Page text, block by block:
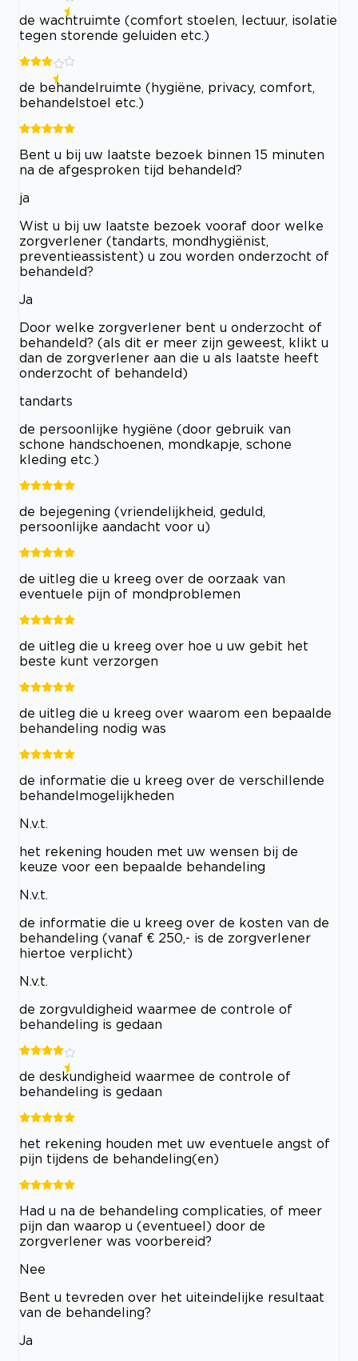
de wachtruimte (comfort stoelen, lectuur, isolatie
tegen storende geluiden etc.)
de behandelruimte (hygiëne, privacy, comfort,
behandelstoel etc.)
Bent u bij uw laatste bezoek binnen 15 minuten
na de afgesproken tijd behandeld?
ja
Wist u bij uw laatste bezoek vooraf door welke
zorgverlener (tandarts, mondhygiënist,
preventieassistent) u zou worden onderzocht of
behandeld?
Ja
Door welke zorgverlener bent u onderzocht of
behandeld? (als dit er meer zijn geweest, klikt u
dan de zorgverlener aan die u als laatste heeft
onderzocht of behandeld)
tandarts
de persoonlijke hygiëne (door gebruik van
schone handschoenen, mondkapje, schone
kleding etc.)
de bejegening (vriendelijkheid, geduld,
persoonlijke aandacht voor u)
de uitleg die u kreeg over de oorzaak van
eventuele pijn of mondproblemen
de uitleg die u kreeg over hoe u uw gebit het
beste kunt verzorgen
de uitleg die u kreeg over waarom een bepaalde
behandeling nodig was
de informatie die u kreeg over de verschillende
behandelmogelijkheden
N.v.t.
het rekening houden met uw wensen bij de
keuze voor een bepaalde behandeling
N.v.t.
de informatie die u kreeg over de kosten van de
behandeling (vanaf € 250,- is de zorgverlener
hiertoe verplicht)
N.v.t.
de zorgvuldigheid waarmee de controle of
behandeling is gedaan
de deskundigheid waarmee de controle of
behandeling is gedaan
het rekening houden met uw eventuele angst of
pijn tijdens de behandeling(en)
Had u na de behandeling complicaties, of meer
pijn dan waarop u (eventueel) door de
zorgverlener was voorbereid?
Nee
Bent u tevreden over het uiteindelijke resultaat
van de behandeling?
Ja